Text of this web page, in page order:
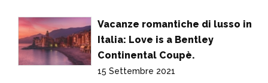
Vacanze romantiche di lusso in
Italia: Love is a Bentley
Continental Coupè.
15 Settembre 2021